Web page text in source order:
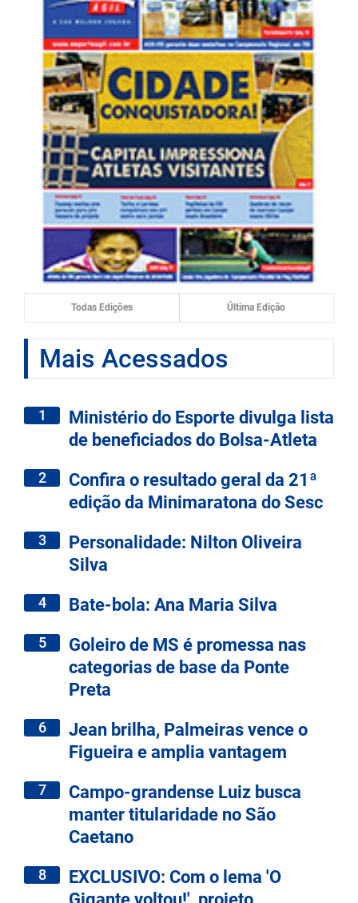
Todas Edições Última Edição
Mais Acessados
1
Ministério do Esporte divulga lista
de beneficiados do Bolsa-Atleta
2
Confira o resultado geral da 21ª
edição da Minimaratona do Sesc
3
Personalidade: Nilton Oliveira
Silva
4 Bate-bola: Ana Maria Silva
5
Goleiro de MS é promessa nas
categorias de base da Ponte
Preta
6
Jean brilha, Palmeiras vence o
Figueira e amplia vantagem
7
Campo-grandense Luiz busca
manter titularidade no São
Caetano
8
EXCLUSIVO: Com o lema 'O